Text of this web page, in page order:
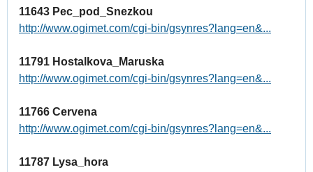
11643 Pec_pod_Snezkou
http://www.ogimet.com/cgi-bin/gsynres?lang=en&...
11791 Hostalkova_Maruska
http://www.ogimet.com/cgi-bin/gsynres?lang=en&...
11766 Cervena
http://www.ogimet.com/cgi-bin/gsynres?lang=en&...
11787 Lysa_hora